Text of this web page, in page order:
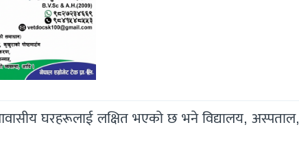
घरहरूलाई लक्षित भएको छ भने विद्यालय, अस्पताल,